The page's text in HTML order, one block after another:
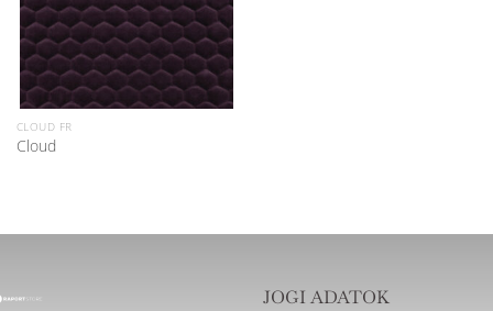
CLOUD FR
Cloud
JOGI ADATOK